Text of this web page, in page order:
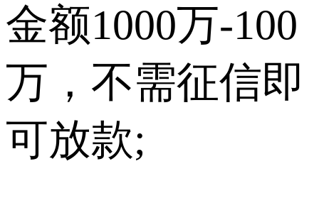
金额1000万-100
万，不需征信即
可放款;